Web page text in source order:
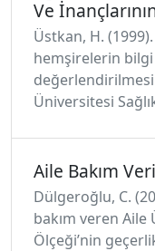
Ve
Üstkan, H.
hemşirelerin bilgi
Üniversitesi
Aile Bakım
Dülgeroğlu, C.
bakım veren Aile
Ölçeği’nin